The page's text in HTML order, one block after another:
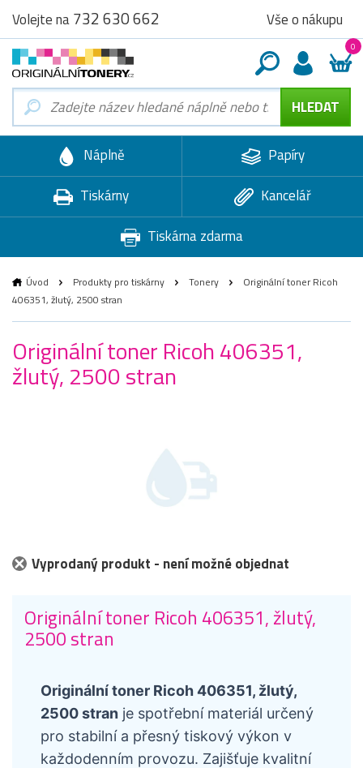
Volejte na732 630 662 Vše o nákupu
0
Náplně
Papíry
Tiskárny
Kancelář
Tiskárna zdarma
Úvod Produkty pro tiskárny Tonery
Originální toner Ricoh
406351, žlutý, 2500 stran
Originální toner Ricoh 406351,
žlutý, 2500 stran
Vyprodaný produkt - není možné objednat
Originální toner Ricoh 406351, žlutý,
2500 stran
Originální toner Ricoh 406351, žlutý,
2500 stran je spotřební materiál určený
pro stabilní a přesný tiskový výkon v
každodenním provozu. Zajišťuje kvalitní